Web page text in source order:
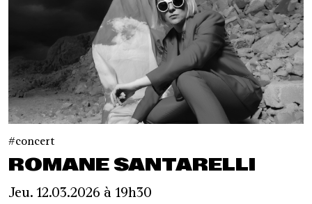
concert
ROMANE SANTARELLI
Jeu. 12.03.2026 à 19h30